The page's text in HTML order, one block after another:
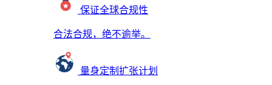
保证全球合规性
合法合规，绝不逾举。
量身定制扩张计划